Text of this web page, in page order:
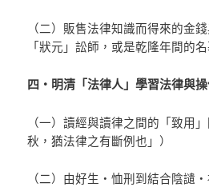
（二）販售法律知識而得來的金
「狀元」訟師，或是乾隆年間的
四‧明清「法律人」學習法律與操
（一）讀經與讀律之間的「致用
秋，猶法律之有斷例也」）
（二）由好生‧恤刑到結合陰讉